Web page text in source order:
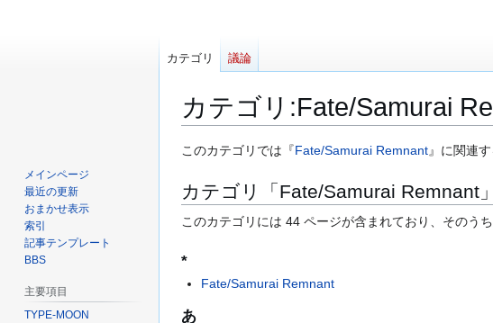
カテゴリ :Fate/Samurai
ナ
ゲ
ー
シ
に
移
検
に
移
動
このカテゴリでは『Fate/Samurai Remnant』に関連
カテゴリ「Fate/Samurai Remnant
このカテゴリには 44 ページが含まれており、そのう
*
Fate/Samurai Remnant
あ
カテゴリ 議論
メインページ
最近の更新
おまかせ表示
索引
記事テンプレート
BBS
主要項目
TYPE-MOON